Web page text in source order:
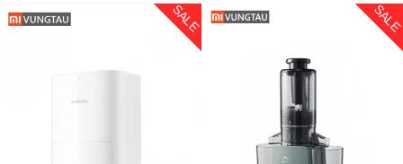
SALE SALE